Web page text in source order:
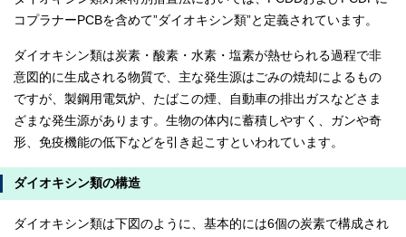
コプラナーPCBを含めて”ダイオキシン類”と定義されています。
ダイオキシン類は炭素・酸素・水素・塩素が熱せられる過程で非
意図的に生成される物質で、主な発生源はごみの焼却によるもの
ですが、製鋼用電気炉、たばこの煙、自動車の排出ガスなどさま
ざまな発生源があります。生物の体内に蓄積しやすく、ガンや奇
形、免疫機能の低下などを引き起こすといわれています。
ダイオキシン類の構造
ダイオキシン類は下図のように、基本的には6個の炭素で構成され